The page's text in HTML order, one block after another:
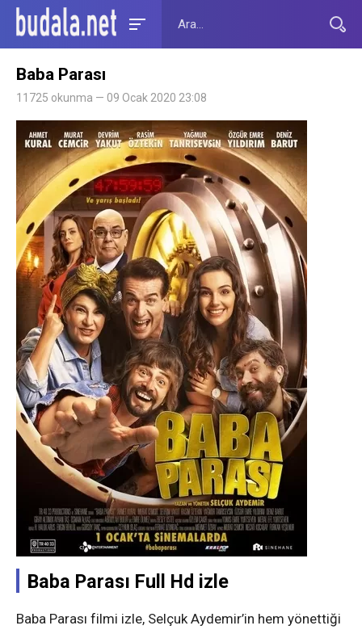
Baba Parası
11725 okunma — 09 Ocak 2020 23:08
Baba Parası Full Hd izle
Baba Parası filmi izle, Selçuk Aydemir’in hem yönettiği